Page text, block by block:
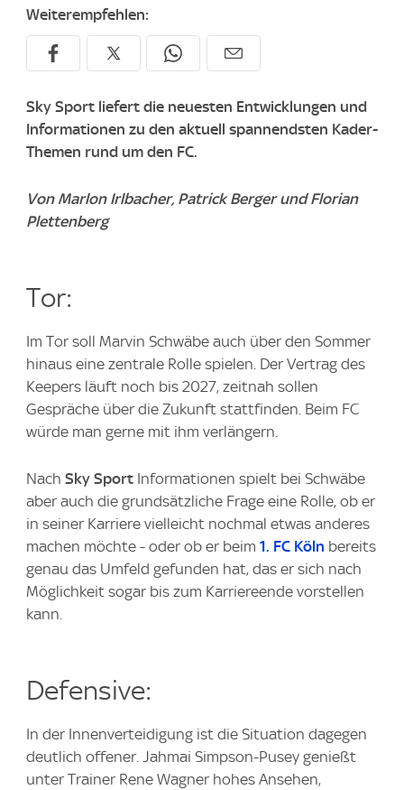
Weiterempfehlen:
Sky Sport liefert die neuesten Entwicklungen und
Informationen zu den aktuell spannendsten Kader-
Themen rund um den FC.
Von Marlon Irlbacher, Patrick Berger und Florian
Plettenberg
Tor:
Im Tor soll Marvin Schwäbe auch über den Sommer
hinaus eine zentrale Rolle spielen. Der Vertrag des
Keepers läuft noch bis 2027, zeitnah sollen
Gespräche über die Zukunft stattfinden. Beim FC
würde man gerne mit ihm verlängern.
Nach Sky Sport Informationen spielt bei Schwäbe
aber auch die grundsätzliche Frage eine Rolle, ob er
in seiner Karriere vielleicht nochmal etwas anderes
machen möchte - oder ob er beim 1. FC Köln bereits
genau das Umfeld gefunden hat, das er sich nach
Möglichkeit sogar bis zum Karriereende vorstellen
kann.
Defensive:
In der Innenverteidigung ist die Situation dagegen
deutlich offener. Jahmai Simpson-Pusey genießt
unter Trainer Rene Wagner hohes Ansehen,